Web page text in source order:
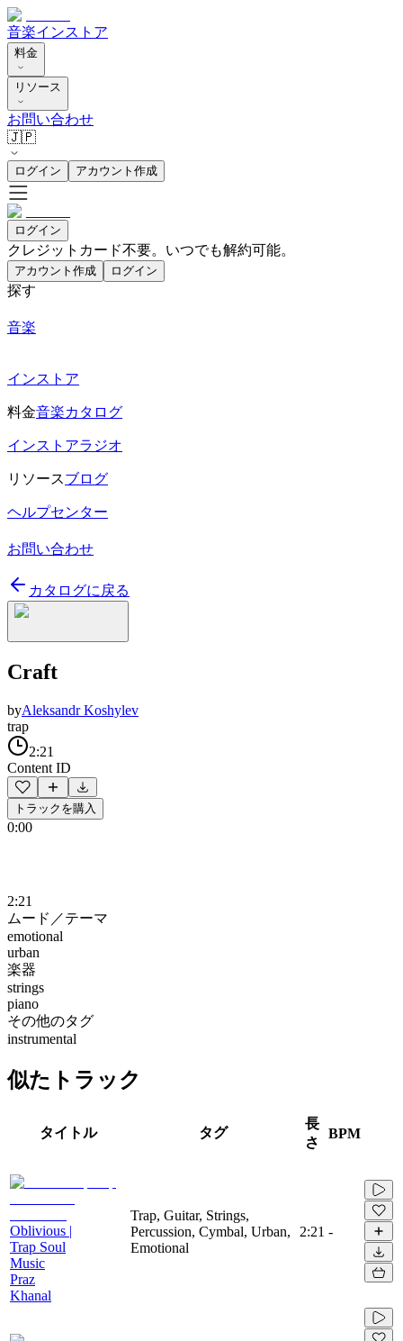
音楽インストア
料金
リソース
お問い合わせ
🇯🇵
ログイン アカウント作成
ログイン
クレジットカード不要。いつでも解約可能。
アカウント作成 ログイン
探す
音楽
インストア
料金音楽カタログ
インストアラジオ
リソースブログ
ヘルプセンター
お問い合わせ
カタログに戻る
Craft
byAleksandr Koshylev
trap
2:21
Content ID
トラックを購入
0:00
2:21
ムード／テーマ
emotional
urban
楽器
strings
piano
その他のタグ
instrumental
似たトラック
タイトル タグ
長
さ
BPM
Oblivious |
Trap Soul
Music
Praz
Khanal
Trap, Guitar, Strings,
Percussion, Cymbal, Urban,
Emotional
2:21 -